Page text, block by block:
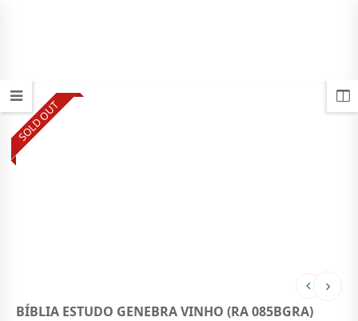
SOLD OUT
BÍBLIA ESTUDO GENEBRA VINHO (RA 085BGRA)